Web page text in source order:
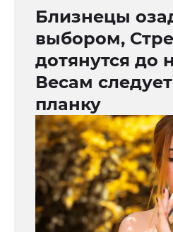
Близнецы
выбором,
дотянутся до
Весам
планку